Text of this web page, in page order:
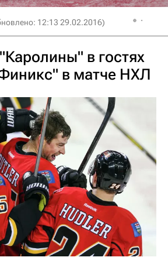
12:13 29.02.2016)
в гостях
в матче НХЛ